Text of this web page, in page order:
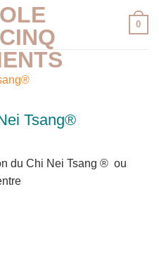
0
Tsang®
du Chi Nei Tsang ® ou